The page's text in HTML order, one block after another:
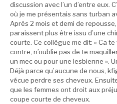
discussion avec l’un d’entre eux.
où je me présentais sans turban
Après 2 mois et demi de
paraissent plus être issu d’une
courte. Ce collègue me dit: « Ca
contre, n’oublie pas de te
un mec ou pour une lesbienne ».
Déjà parce qu’aucune de nous,
vécue perdre ses cheveux.
que les femmes ont droit aux
coupe courte de cheveux.